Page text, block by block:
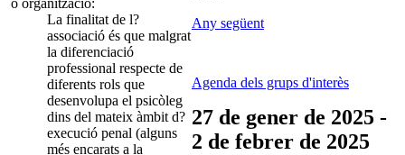
o organització:
La finalitat de l?
associació és que malgrat
la diferenciació
professional respecte de
diferents rols que
desenvolupa el psicòleg
dins del mateix àmbit d?
execució penal (alguns
més encarats a la
Any següent
Agenda dels grups d'interès
27 de gener de 2025 -
2 de febrer de 2025